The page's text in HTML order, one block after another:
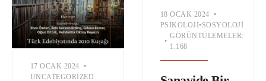
18 OCAK 2024 •
PSIKOLOJI•SOSYOLOJI
•
GÖRÜNTÜLEMELER:
1.168
17 OCAK 2024 •
UNCATEGORIZED